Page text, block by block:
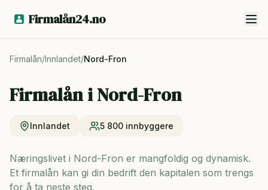
Firmalån24.no
Firmalån/Innlandet/Nord-Fron
Firmalån iNord-Fron
Innlandet 5 800 innbyggere
Næringslivet i Nord-Fron er mangfoldig og dynamisk.
Et firmalån kan gi din bedrift den kapitalen som trengs
for å ta neste steg.